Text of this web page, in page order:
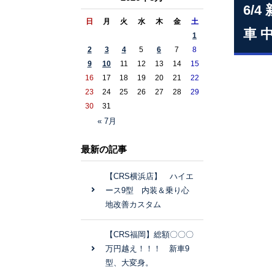
6/4
車
日 月 火 水 木 金 土
« 7月
1
2
3 4 5 6 7
8
9
10 11 12 13 14
15
16
17 18 19 20 21
22
23
24 25 26 27 28
29
30
31
最新の記事
【CRS横浜店】 ハイエ
ース9型 内装＆乗り心
地改善カスタム
【CRS福岡】総額〇〇〇
万円越え！！！ 新車9
型、大変身。